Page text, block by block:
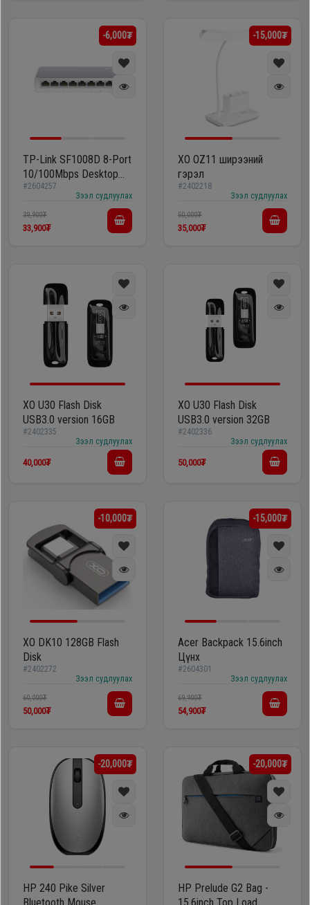
-6,000₮
TP-Link SF1008D 8-Port
10/100Mbps Desktop
Switch
#2604257
Зээл судлуулах
39,900₮
33,900₮
-15,000₮
XO OZ11 ширээний
гэрэл
#2402218
Зээл судлуулах
50,000₮
35,000₮
XO U30 Flash Disk
USB3.0 version 16GB
#2402335
Зээл судлуулах
40,000₮
XO U30 Flash Disk
USB3.0 version 32GB
#2402336
Зээл судлуулах
50,000₮
-10,000₮
XO DK10 128GB Flash
Disk
#2402272
Зээл судлуулах
60,000₮
50,000₮
-15,000₮
Acer Backpack 15.6inch
Цүнх
#2604301
Зээл судлуулах
69,900₮
54,900₮
-20,000₮
HP 240 Pike Silver
-20,000₮
HP Prelude G2 Bag -